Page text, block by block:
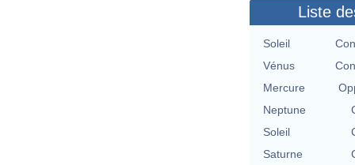
Liste
Soleil
Vénus
Mercure
Neptune
Soleil
Saturne